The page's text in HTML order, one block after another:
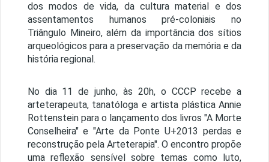
dos modos de vida, da cultura material e dos
assentamentos humanos pré-coloniais no
Triângulo Mineiro, além da importância dos sítios
arqueológicos para a preservação da memória e da
história regional.
No dia 11 de junho, às 20h, o CCCP recebe a
arteterapeuta, tanatóloga e artista plástica Annie
Rottenstein para o lançamento dos livros "A Morte
Conselheira" e "Arte da Ponte U+2013 perdas e
reconstrução pela Arteterapia". O encontro propõe
uma reflexão sensível sobre temas como luto,